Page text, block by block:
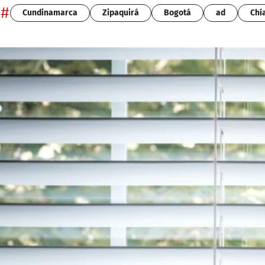
# Cundinamarca Zipaquirá Bogotá ad